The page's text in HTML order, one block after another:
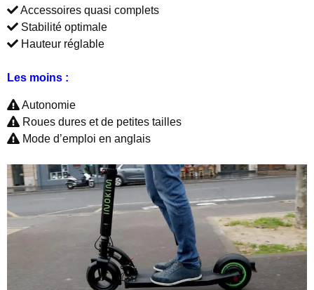
Accessoires quasi complets
Stabilité optimale
Hauteur réglable
Les moins :
Autonomie
Roues dures et de petites tailles
Mode d’emploi en anglais